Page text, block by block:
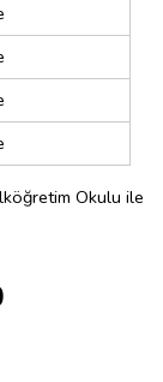
Okulu ile